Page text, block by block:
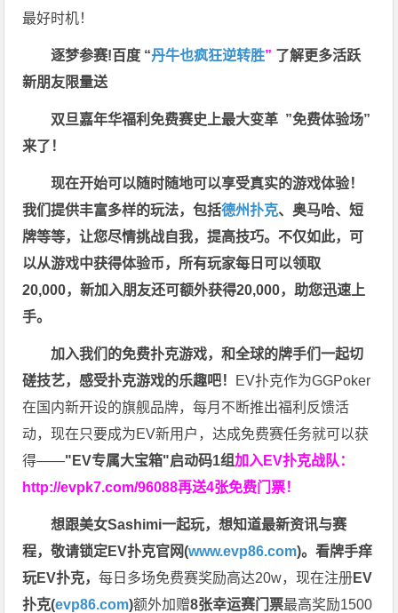
最好时机！
逐梦参赛!百度 “丹牛也疯狂逆转胜” 了解更多活跃
新朋友限量送
双旦嘉年华福利免费赛史上最大变革 ”免费体验场”
来了！
现在开始可以随时随地可以享受真实的游戏体验！
我们提供丰富多样的玩法，包括德州扑克、奥马哈、短
牌等等，让您尽情挑战自我，提高技巧。不仅如此， 可
以从游戏中获得体验币，所有玩家每日可以领取
20,000，新加入朋友还可额外获得20,000，助您迅速上
手。
加入我们的免费扑克游戏，和全球的牌手们一起切
磋技艺，感受扑克游戏的乐趣吧！ EV扑克作为GGPoker
在国内新开设的旗舰品牌，每月不断推出福利反馈活
动，现在只要成为EV新用户，达成免费赛任务就可以获
得——"EV专属大宝箱"启动码1组加入EV扑克战队：
http://evpk7.com/96088再送4张免费门票！
想跟美女Sashimi一起玩，想知道最新资讯与赛
程，敬请锁定EV扑克官网(www.evp86.com)。看牌手痒
玩EV扑克，每日多场免费赛奖励高达20w，现在注册EV
扑克(evp86.com)额外加赠8张幸运赛门票最高奖励1500